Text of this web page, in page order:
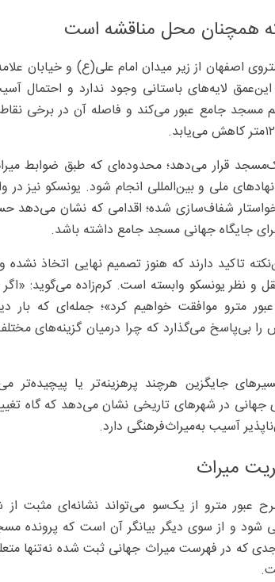
همچنان محل مناقشه است
اطلاعات منتشرشده گزینه فعلی عبور خط۲ متروی اصفهان از زیر میدان امام علی(ع)
این‌عمق لایه‌های باستانی وجود ندارد و احتمال
قرار می‌دهد؛ محدوده‌ای که طبق ضوابط
ملی و بین‌المللی انجام شود. یونسکو نیز در
شفاف‌سازی شده؛ اقدامی که نشان می‌دهد
جایگاه جهانی مسجد جامع داشته باشد.
تاکید دارند که هنوز تصمیم نهایی اتخاذ نشده
و نظر یونسکو وابسته است. کرم‌زاده می‌گوید:
مترو موافقت خواهیم کرد»؛ جمله‌ای که بار
را بی‌پاسخ می‌گذارد که چرا درمیان گزینه‌های
جایگزین هرچند پرهزینه‌تر یا پیچیده‌تر
در شهرهای تاریخی نشان می‌دهد که گاه
آسیب به‌میراث‌فرهنگی دارد.
میراث
عبور مترو از یک‌سو می‌تواند نشانه‌ای مثبت
شود و از سوی دیگر بیانگر آن است که پرونده
که در فهرست میراث جهانی ثبت شده نه‌تنها